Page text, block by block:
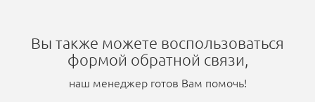
Вы также можете воспользоваться
формой обратной связи,
наш менеджер готов Вам помочь!